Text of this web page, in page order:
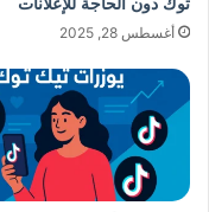
أغسطس 28, 2025